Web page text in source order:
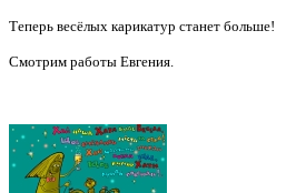
Теперь весёлых карикатур станет больше!
Смотрим работы Евгения.